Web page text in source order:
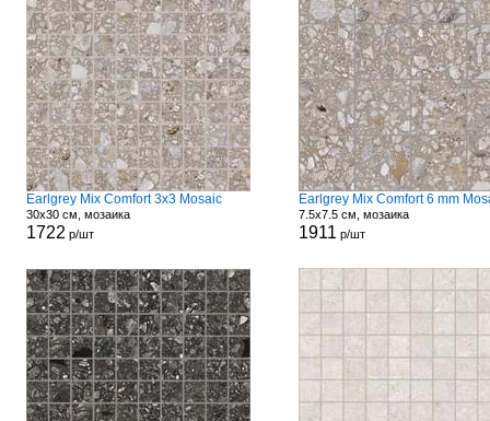
Earlgrey Mix Comfort 3x3 Mosaic
30x30 см, мозаика
1722 р/шт
Earlgrey Mix Comfort 6 mm
7.5x7.5 см, мозаика
1911 р/шт